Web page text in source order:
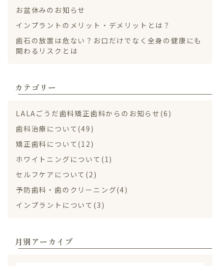
お盆休みのお知らせ
インプラントのメリット・デメリットとは？
歯石の放置は危ない？お口だけでなく全身の健康にも
関わるリスクとは
カテゴリー
LALAごうだ歯科矯正歯科からのお知らせ(6)
歯科治療について(49)
矯正歯科について(12)
ホワイトニングについて(1)
セルフケアについて(2)
予防歯科・歯のクリーニング(4)
インプラントについて(3)
月別アーカイブ